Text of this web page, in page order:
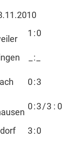
1 : 0
:
0 : 3
0 : 3/3 : 0
3 : 0